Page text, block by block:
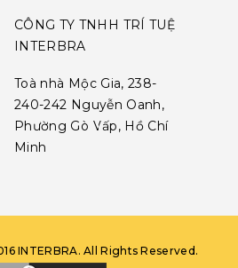
CÔNG TY TNHH TRÍ TUỆ
INTERBRA
Toà nhà Mộc Gia, 238-
240-242 Nguyễn Oanh,
Phường Gò Vấp, Hồ Chí
Minh
INTERBRA. All Rights Reserved.